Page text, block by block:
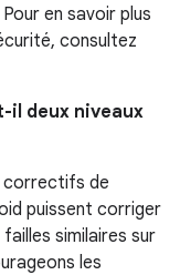
en savoir plus
consultez
il deux niveaux
correctifs de
puissent corriger
similaires sur
les